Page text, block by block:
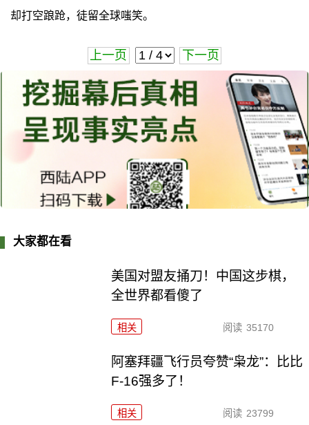
却打空踉跄，徒留全球嗤笑。
上一页 下一页
大家都在看
美国对盟友捅刀！中国这步棋，
全世界都看傻了
相关 阅读 35170
阿塞拜疆飞行员夸赞“枭龙”：比比
F-16强多了！
相关 阅读 23799